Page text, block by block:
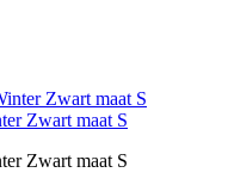
Zwart maat S
Zwart maat S